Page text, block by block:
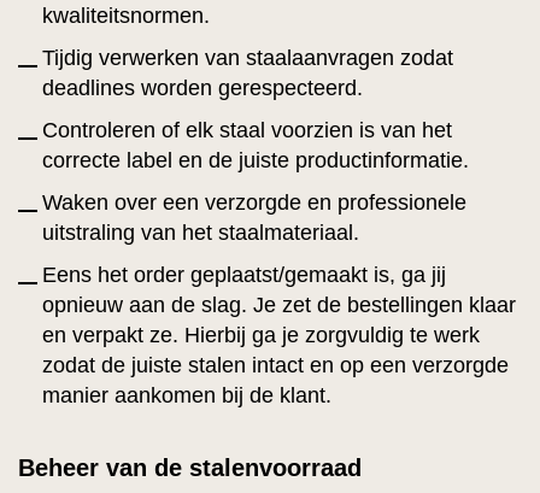
kwaliteitsnormen.
Tijdig verwerken van staalaanvragen zodat
deadlines worden gerespecteerd.
Controleren of elk staal voorzien is van het
correcte label en de juiste productinformatie.
Waken over een verzorgde en professionele
uitstraling van het staalmateriaal.
Eens het order geplaatst/gemaakt is, ga jij
opnieuw aan de slag. Je zet de bestellingen klaar
en verpakt ze. Hierbij ga je zorgvuldig te werk
zodat de juiste stalen intact en op een verzorgde
manier aankomen bij de klant.
Beheer van de stalenvoorraad